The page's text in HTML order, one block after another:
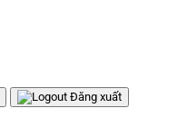
Đăng xuất